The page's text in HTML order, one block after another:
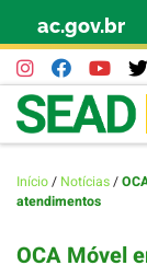
Skip to content
ac.gov.br
Início/ Notícias/
atendimentos
OCA Móvel